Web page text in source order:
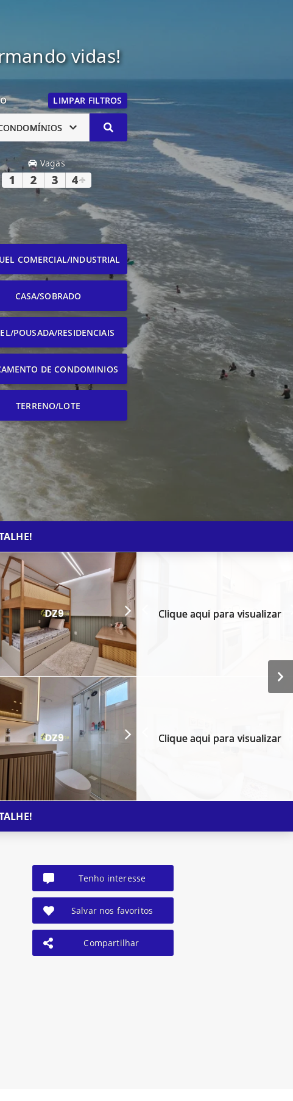
vidas!
LIMPAR FILTROS
Vagas
1 2 3 4+
COMERCIAL/INDUSTRIAL
CASA/SOBRADO
POUSADA/RESIDENCIAIS
DE CONDOMINIOS
TERRENO/LOTE
Clique aqui para visualizar
Clique aqui para visualizar
Tenho interesse
Salvar nos favoritos
Compartilhar